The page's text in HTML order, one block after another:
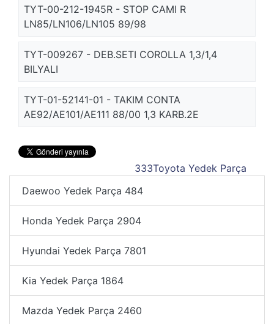
TYT-00-212-1945R - STOP CAMI R
LN85/LN106/LN105 89/98
TYT-009267 - DEB.SETI COROLLA 1,3/1,4
BILYALI
TYT-01-52141-01 - TAKIM CONTA
AE92/AE101/AE111 88/00 1,3 KARB.2E
333Toyota Yedek Parça
Daewoo Yedek Parça 484
Honda Yedek Parça 2904
Hyundai Yedek Parça 7801
Kia Yedek Parça 1864
Mazda Yedek Parça 2460